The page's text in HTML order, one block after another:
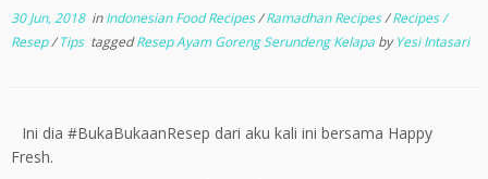
30 Jun, 2018inIndonesian Food Recipes/Ramadhan Recipes/Recipes /
Resep/Tips taggedResep Ayam Goreng Serundeng Kelapa byYesi Intasari
Ini dia #BukaBukaanResep dari aku kali ini bersama Happy
Fresh.